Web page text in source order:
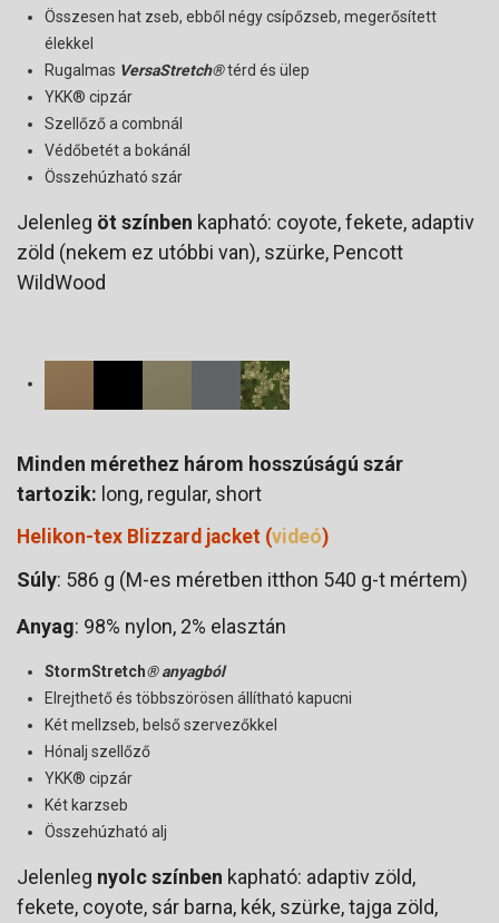
Összesen hat zseb, ebből négy csípőzseb, megerősített
élekkel
Rugalmas VersaStretch®térd és ülep
YKK® cipzár
Szellőző a combnál
Védőbetét a bokánál
Összehúzható szár
Jelenleg öt színben kapható: coyote, fekete, adaptiv
zöld (nekem ez utóbbi van), szürke, Pencott
WildWood
Minden mérethez három hosszúságú szár
tartozik: long, regular, short
Helikon-tex Blizzard jacket (videó)
Súly: 586 g (M-es méretben itthon 540 g-t mértem)
Anyag: 98% nylon, 2% elasztán
StormStretch® anyagból
Elrejthető és többszörösen állítható kapucni
Két mellzseb, belső szervezőkkel
Hónalj szellőző
YKK® cipzár
Két karzseb
Összehúzható alj
Jelenleg nyolc színben kapható: adaptiv zöld,
fekete, coyote, sár barna, kék, szürke, tajga zöld,